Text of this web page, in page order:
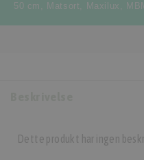
50 cm , Matsort, Maxilux ,
Dette produkt har ingen